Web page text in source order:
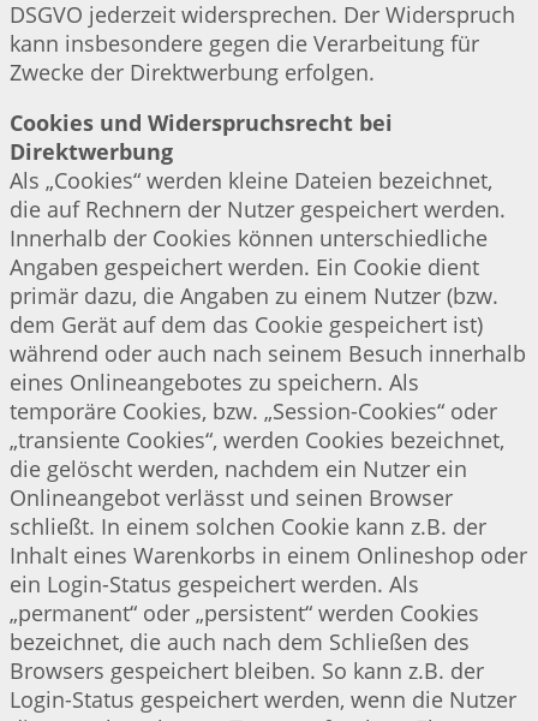
DSGVO jederzeit widersprechen. Der Widerspruch
kann insbesondere gegen die Verarbeitung für
Zwecke der Direktwerbung erfolgen.
Cookies und Widerspruchsrecht bei
Direktwerbung
Als „Cookies“ werden kleine Dateien bezeichnet,
die auf Rechnern der Nutzer gespeichert werden.
Innerhalb der Cookies können unterschiedliche
Angaben gespeichert werden. Ein Cookie dient
primär dazu, die Angaben zu einem Nutzer (bzw.
dem Gerät auf dem das Cookie gespeichert ist)
während oder auch nach seinem Besuch innerhalb
eines Onlineangebotes zu speichern. Als
temporäre Cookies, bzw. „Session-Cookies“ oder
„transiente Cookies“, werden Cookies bezeichnet,
die gelöscht werden, nachdem ein Nutzer ein
Onlineangebot verlässt und seinen Browser
schließt. In einem solchen Cookie kann z.B. der
Inhalt eines Warenkorbs in einem Onlineshop oder
ein Login-Status gespeichert werden. Als
„permanent“ oder „persistent“ werden Cookies
bezeichnet, die auch nach dem Schließen des
Browsers gespeichert bleiben. So kann z.B. der
Login-Status gespeichert werden, wenn die Nutzer